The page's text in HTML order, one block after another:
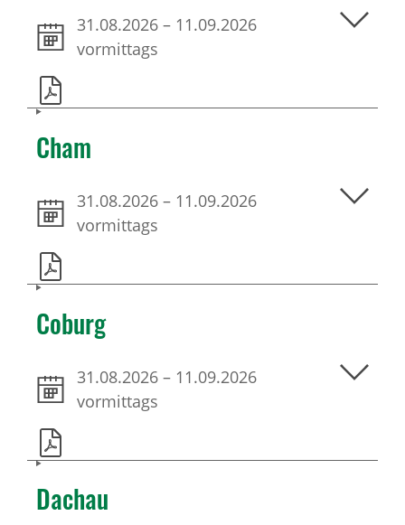
31.08.2026 – 11.09.2026
vormittags
Cham
31.08.2026 – 11.09.2026
vormittags
Coburg
31.08.2026 – 11.09.2026
vormittags
Dachau